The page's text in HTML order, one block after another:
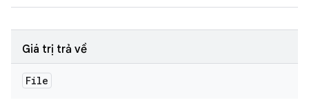
Giá trị trả về
File